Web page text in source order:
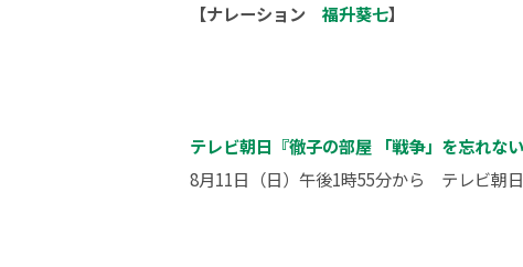
【ナレーション 福升葵七】
テレビ朝日『徹子の部屋 「戦争」を忘れな
8月11日（日）午後1時55分から テレビ朝